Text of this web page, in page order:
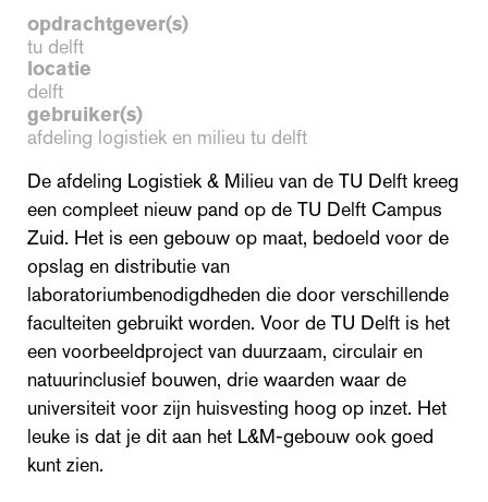
opdrachtgever(s)
tu delft
locatie
delft
gebruiker(s)
afdeling logistiek en milieu tu delft
De afdeling Logistiek & Milieu van de TU Delft kreeg
een compleet nieuw pand op de TU Delft Campus
Zuid. Het is een gebouw op maat, bedoeld voor de
opslag en distributie van
laboratoriumbenodigdheden die door verschillende
faculteiten gebruikt worden. Voor de TU Delft is het
een voorbeeldproject van duurzaam, circulair en
natuurinclusief bouwen, drie waarden waar de
universiteit voor zijn huisvesting hoog op inzet. Het
leuke is dat je dit aan het L&M-gebouw ook goed
kunt zien.